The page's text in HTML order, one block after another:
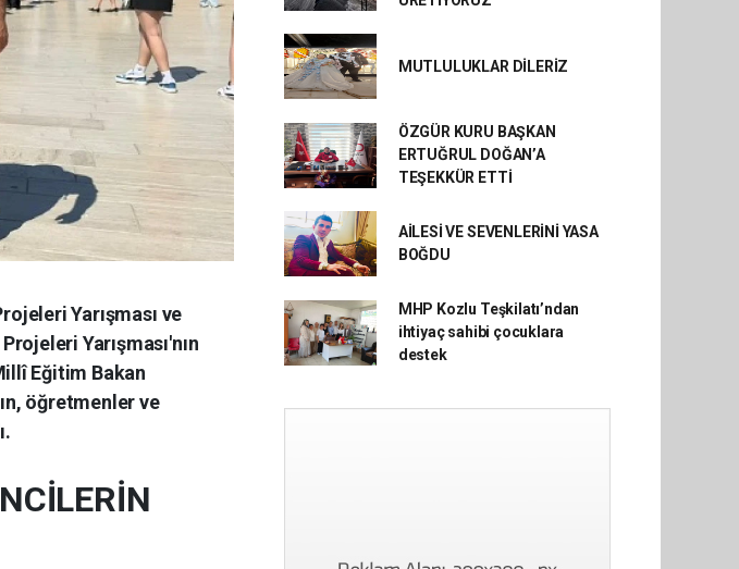
Yarışması ve
Yarışması'nın
Eğitim Bakan
öğretmenler ve
MUTLULUKLAR DİLERİZ
ÖZGÜR KURU BAŞKAN
ERTUĞRUL DOĞAN’A
TEŞEKKÜR ETTİ
AİLESİ VE SEVENLERİNİ YASA
BOĞDU
MHP Kozlu Teşkilatı’ndan
ihtiyaç sahibi çocuklara
destek